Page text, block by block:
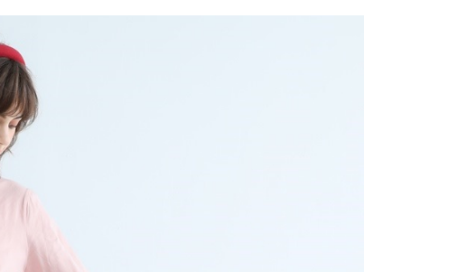
／ATM／網路銀行／等多元方式進行付款，方視為交易完成。
絡購買商品的店家。未經商家同意取消之訂單仍視為有效，需透過AFTEE
先享後付繳納相關費用。
※ 交易是否成功請以「AFTEE先享後付 」之結帳頁面顯示為準，若有關於
是否繳費成功／繳費後需取消欲退款等相關疑問，請聯繫「AFTEE先享後
付客戶支援中心」
【注意事項】
交易，需依本服務之必要範圍內提供個人資料，並將交易相關給付款項請
求債權轉讓予恩沛科技股份有限公司。
３．未成年的使用者請事先徵得法定代理人或監護人之同意方可使用
「AFTEE先享後付」，若未經同意申辦者引起之損失，本公司不負相關責
宅配
每筆NT$80，滿NT$1,200(含以上)免運費
付款後門市自取
免運費